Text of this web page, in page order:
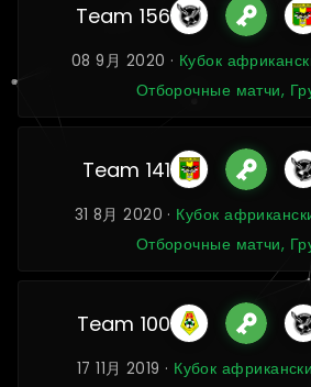
Team 156
08 9月 2020 · Кубок
Отборочные матчи,
Team 141
31 8月 2020 · Кубок
Отборочные матчи,
Team 100
17 11月 2019 · Кубок